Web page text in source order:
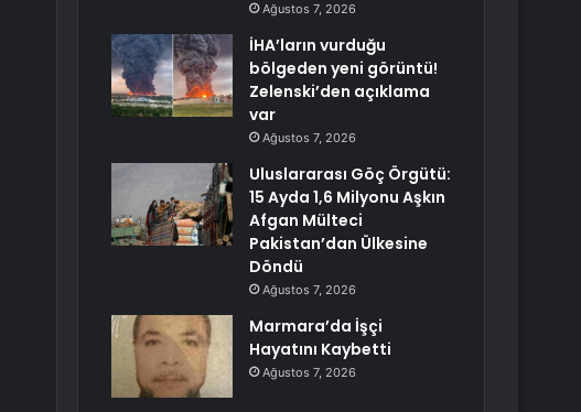
Ağustos 7, 2026
İHA’ların vurduğu
bölgeden yeni görüntü!
Zelenski’den açıklama
var
Ağustos 7, 2026
Uluslararası Göç Örgütü:
15 Ayda 1,6 Milyonu Aşkın
Afgan Mülteci
Pakistan’dan Ülkesine
Döndü
Ağustos 7, 2026
Marmara’da İşçi
Hayatını Kaybetti
Ağustos 7, 2026